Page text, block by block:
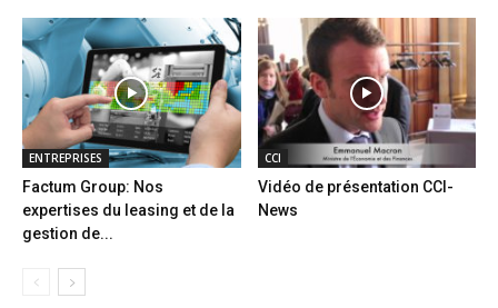
ENTREPRISES
Factum Group: Nos
expertises du leasing et de la
gestion de...
CCI
Vidéo de présentation CCI-
News